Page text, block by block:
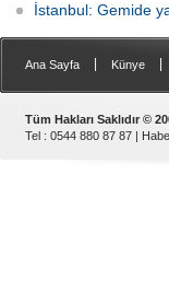
İstanbul: Gemide
Ana Sayfa Künye
Tüm Hakları Saklıdır ©
Tel : 0544 880 87 87 |